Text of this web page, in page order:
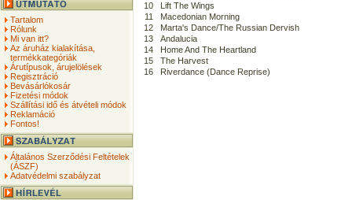
Tartalom
Rólunk
Mi van itt?
Az áruház kialakítása,
termékkategóriák
Árutípusok, árujelölések
Regisztráció
Bevásárlókosár
Fizetési módok
Szállítási idő és átvételi módok
Reklamáció
Fontos!
Általános Szerződési Feltételek
(ÁSZF)
Adatvédelmi szabályzat
10
Lift The Wings
11
Macedonian Morning
12
Marta's Dance/The Russian Dervish
13
Andalucia
14
Home And The Heartland
15
The Harvest
16
Riverdance (Dance Reprise)